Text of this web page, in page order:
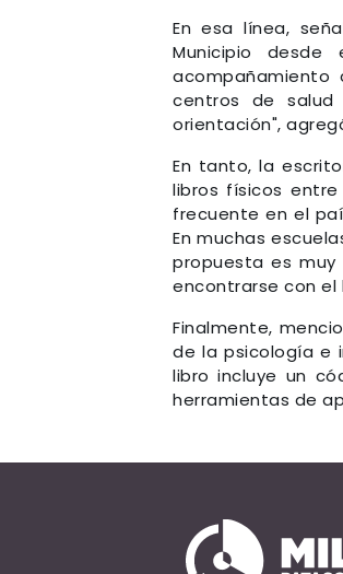
En esa línea,
Municipio
acompañamiento
centros de salud
orientación",
En tanto, la
libros físicos
frecuente en el
En muchas
propuesta es
encontrarse con el
Finalmente,
de la psicología e
libro incluye un
herramientas de